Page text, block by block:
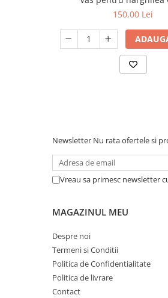
150,00 Lei
Newsletter Nu rata ofertele si
Vreau sa primesc newsletter
MAGAZINUL MEU
Despre noi
Termeni si Conditii
Politica de Confidentialitate
Politica de livrare
Contact